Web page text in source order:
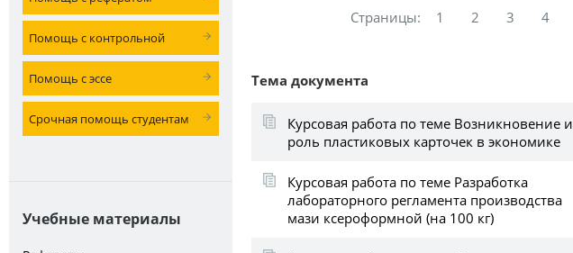
Помощь с контрольной
Помощь с эссе
Срочная помощь студентам
Учебные материалы
Страницы: 1 2 3 4
Тема документа
Курсовая работа по теме Возникновение и
роль пластиковых карточек в экономике
Курсовая работа по теме Разработка
лабораторного регламента производства
мази ксероформной (на 100 кг)